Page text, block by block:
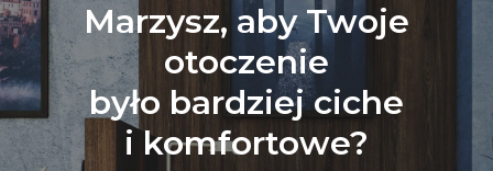
Marzysz, aby Twoje
otoczenie
było bardziej ciche
i komfortowe?